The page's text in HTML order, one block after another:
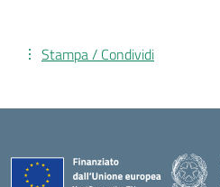
Stampa / Condividi